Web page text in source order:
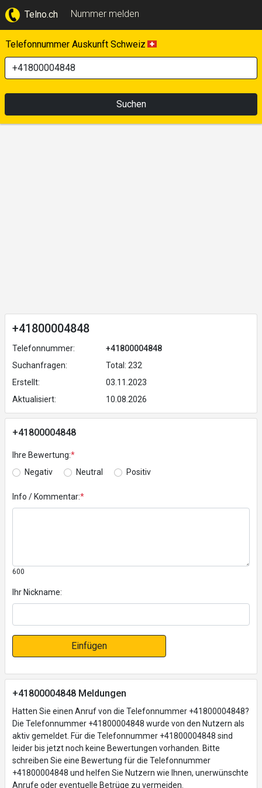
Telno.ch Nummer melden
Telefonnummer Auskunft Schweiz
Suchen
+41800004848
Telefonnummer:
+41800004848
Suchanfragen:
Total: 232
Erstellt:
03.11.2023
Aktualisiert:
10.08.2026
+41800004848
Ihre Bewertung:*
Negativ
Neutral Positiv
Info / Kommentar:*
600
Ihr Nickname:
Einfügen
+41800004848 Meldungen
Hatten Sie einen Anruf von die Telefonnummer +41800004848?
Die Telefonnummer +41800004848 wurde von den Nutzern als
aktiv gemeldet. Für die Telefonnummer +41800004848 sind
leider bis jetzt noch keine Bewertungen vorhanden. Bitte
schreiben Sie eine Bewertung für die Telefonnummer
+41800004848 und helfen Sie Nutzern wie Ihnen, unerwünschte
Anrufe oder eventuelle Betrüge zu vermeiden.